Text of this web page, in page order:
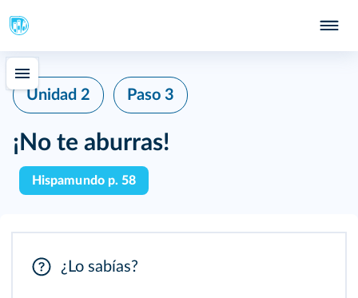
Unidad 2 Paso 3
¡No te aburras!
Hispamundo p. 58
¿Lo sabías?